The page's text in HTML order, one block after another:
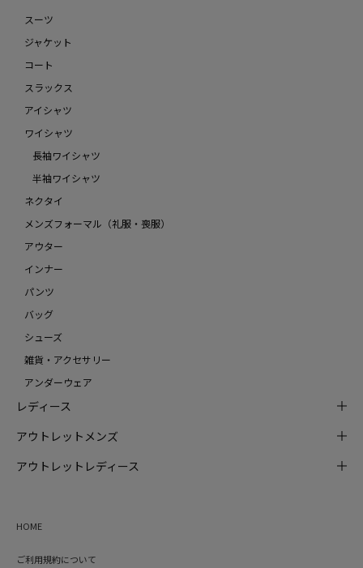
スーツ
ジャケット
コート
スラックス
アイシャツ
ワイシャツ
長袖ワイシャツ
半袖ワイシャツ
ネクタイ
メンズフォーマル（礼服・喪服）
アウター
インナー
パンツ
バッグ
シューズ
雑貨・アクセサリー
アンダーウェア
レディース
アウトレットメンズ
アウトレットレディース
HOME
ご利用規約について